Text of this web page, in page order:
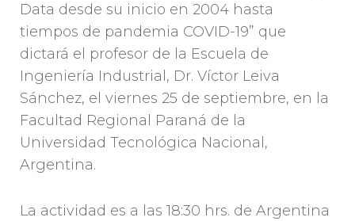
Data desde su inicio en 2004 hasta
tiempos de pandemia COVID-19” que
dictará el profesor de la Escuela de
Ingeniería Industrial, Dr. Víctor Leiva
Sánchez, el viernes 25 de septiembre, en la
Facultad Regional Paraná de la
Universidad Tecnológica Nacional,
Argentina.
La actividad es a las 18:30 hrs. de Argentina